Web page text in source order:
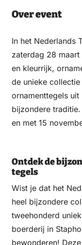
Over event
In het Nederlands
zaterdag 28 maart
en kleurrijk,
de unieke
ornamenttegels
bijzondere
en met 15
Ontdek de
tegels
Wist je dat het
heel bijzondere
tweehonderd
boerderij in
bewonderen!